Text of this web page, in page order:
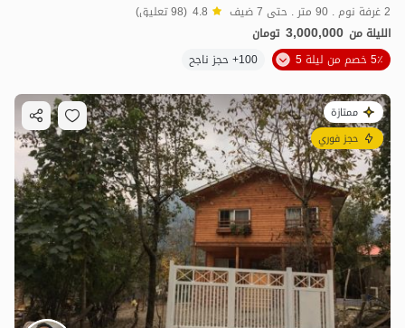
2 غرفة نوم . 90 متر . حتى 7 ضيف 4.8 (98 تعليق)
الليلة من 3,000,000 تومان
5٪ خصم من ليلة 5
100+ حجز ناجح
ممتازة
حجز فوري